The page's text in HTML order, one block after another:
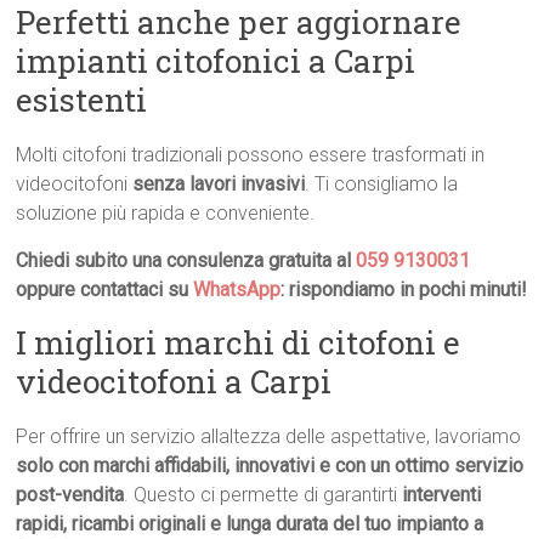
Perfetti anche per aggiornare
impianti citofonici a Carpi
esistenti
Molti citofoni tradizionali possono essere trasformati in
videocitofoni senza lavori invasivi. Ti consigliamo la
soluzione più rapida e conveniente.
Chiedi subito una consulenza gratuita al059 9130031
oppure contattaci suWhatsApp: rispondiamo in pochi minuti!
I migliori marchi di citofoni e
videocitofoni a Carpi
Per offrire un servizio allaltezza delle aspettative, lavoriamo
solo con marchi affidabili, innovativi e con un ottimo servizio
post-vendita. Questo ci permette di garantirti interventi
rapidi, ricambi originali e lunga durata del tuo impianto a